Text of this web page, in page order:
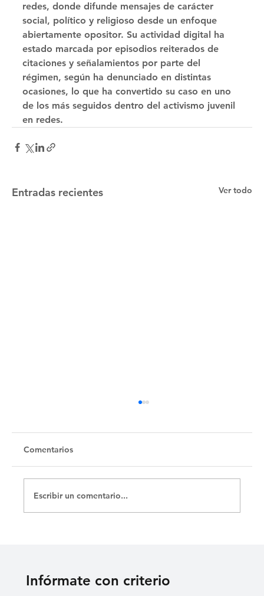
redes, donde difunde mensajes de carácter
social, político y religioso desde un enfoque
abiertamente opositor. Su actividad digital ha
estado marcada por episodios reiterados de
citaciones y señalamientos por parte del
régimen, según ha denunciado en distintas
ocasiones, lo que ha convertido su caso en uno
de los más seguidos dentro del activismo juvenil
en redes.
Entradas recientes Ver todo
Comentarios
Escribir un comentario...
Infórmate con criterio